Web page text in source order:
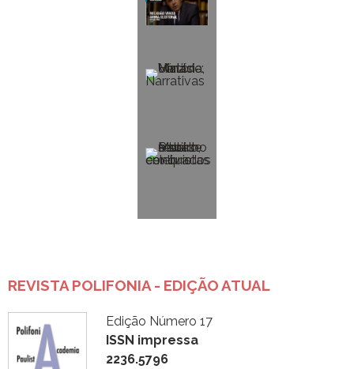
REVISTA POLIFONIA - EDIÇÃO ATUAL
Edição Número 17
ISSN impressa
2236.5796